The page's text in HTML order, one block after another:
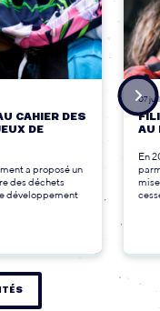
CAHIER DES
DE
a proposé un
des déchets
développement
07
AU
En